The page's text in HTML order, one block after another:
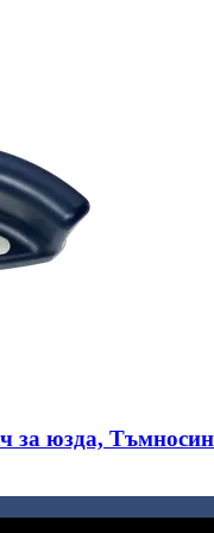
за юзда,